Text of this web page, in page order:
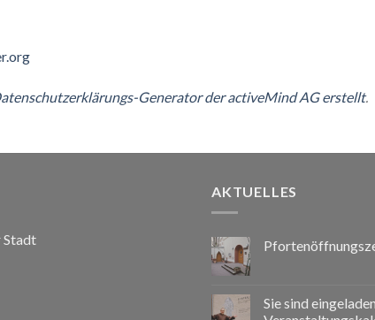
Generator der activeMind AG erstellt.
Stadt
AKTUELLES
Sie sind